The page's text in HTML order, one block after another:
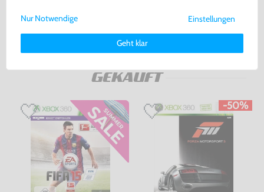
Warenkorb Warenkorb
GEKAUFT
-50%
Weitere Informationen zu den von uns verwendeten Cookies und
Deinen Rechten als Nutzer findest Du in unsererDaten­schutz­
Impressum.
Einstellungen
Geht klar
Nur Notwendige